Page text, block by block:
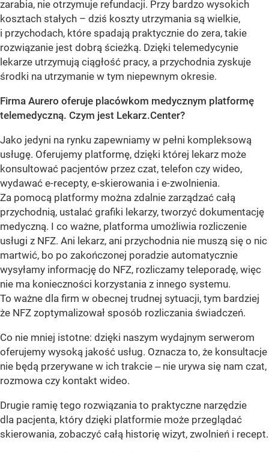
zarabia, nie otrzymuje refundacji. Przy bardzo wysokich
kosztach stałych – dziś koszty utrzymania są wielkie,
i przychodach, które spadają praktycznie do zera, takie
rozwiązanie jest dobrą ścieżką. Dzięki telemedycynie
lekarze utrzymują ciągłość pracy, a przychodnia zyskuje
środki na utrzymanie w tym niepewnym okresie.
Firma Aurero oferuje placówkom medycznym platformę
telemedyczną. Czym jest Lekarz.Center?
Jako jedyni na rynku zapewniamy w pełni kompleksową
usługę. Oferujemy platformę, dzięki której lekarz może
konsultować pacjentów przez czat, telefon czy wideo,
wydawać e-recepty, e-skierowania i e-zwolnienia.
Za pomocą platformy można zdalnie zarządzać całą
przychodnią, ustalać grafiki lekarzy, tworzyć dokumentację
medyczną. I co ważne, platforma umożliwia rozliczenie
usługi z NFZ. Ani lekarz, ani przychodnia nie muszą się o nic
martwić, bo po zakończonej poradzie automatycznie
wysyłamy informację do NFZ, rozliczamy teleporadę, więc
nie ma konieczności korzystania z innego systemu.
To ważne dla firm w obecnej trudnej sytuacji, tym bardziej
że NFZ zoptymalizował sposób rozliczania świadczeń.
Co nie mniej istotne: dzięki naszym wydajnym serwerom
oferujemy wysoką jakość usług. Oznacza to, że konsultacje
nie będą przerywane w ich trakcie ‒ nie urywa się nam czat,
rozmowa czy kontakt wideo.
Drugie ramię tego rozwiązania to praktyczne narzędzie
dla pacjenta, który dzięki platformie może przeglądać
skierowania, zobaczyć całą historię wizyt, zwolnień i recept.